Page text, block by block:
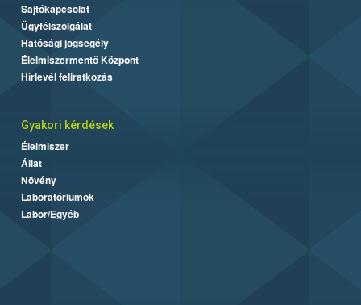
Sajtókapcsolat
Ügyfélszolgálat
Hatósági jogsegély
Élelmiszermentő Központ
Hírlevél feliratkozás
Gyakori kérdések
Élelmiszer
Állat
Növény
Laboratóriumok
Labor/Egyéb